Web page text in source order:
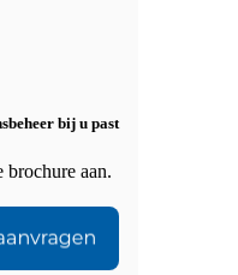
bij u past
aan.